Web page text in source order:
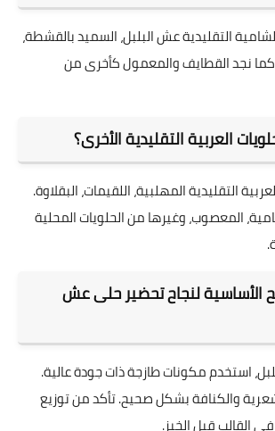
التقليدية عش البلبل، السميد بالقشطة،
كما نجد القطايف والمعمول كأخرى من
العربية التقليدية الأخرى؟
التقليدية المهلبية، اللقيمات، البقلاوة.
المعصوب، وغيرها من الحلويات المحلية
الأساسية لنجاح تحضير حلى عش
استخدم مكونات طازجة ذات جودة عالية.
والكنافة بشكل صحيح. تأكد من توزيع
القالب قبل الخبز.